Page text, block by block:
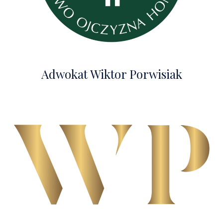
Adwokat Wiktor Porwisiak